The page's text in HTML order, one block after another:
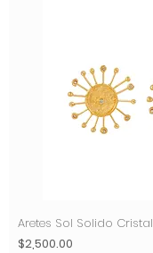
Aretes Sol Solido Cristal
Precio
$2,500.00